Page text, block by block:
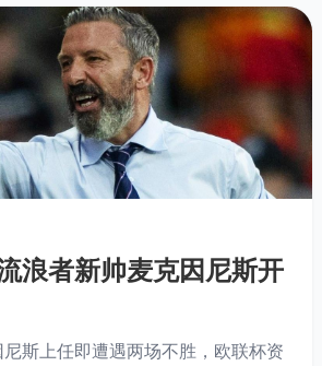
浪者新帅麦克因尼斯开
斯上任即遭遇两场不胜，欧联杯资